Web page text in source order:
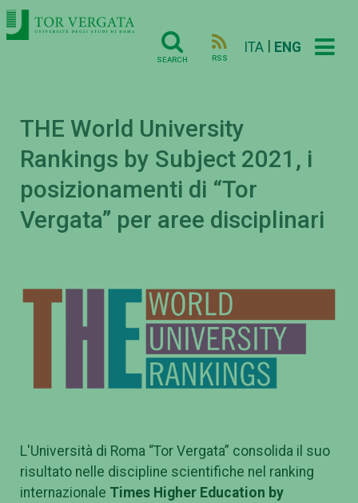
SEARCH RSS
ITA ENG
THE World University
Rankings by Subject 2021, i
posizionamenti di “Tor
Vergata” per aree disciplinari
L'Università di Roma “Tor Vergata” consolida il suo
risultato nelle discipline scientifiche nel ranking
internazionale Times Higher Education by